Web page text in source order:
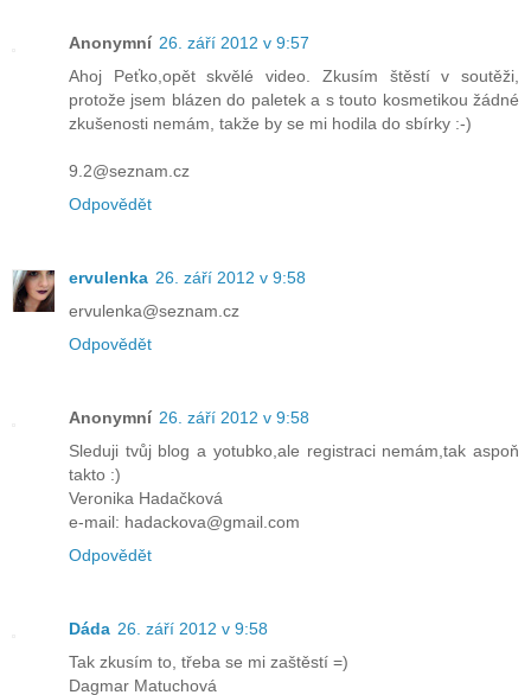
Anonymní 26. září 2012 v 9:57
Ahoj Peťko,opět skvělé video. Zkusím štěstí v soutěži,
protože jsem blázen do paletek a s touto kosmetikou žádné
zkušenosti nemám, takže by se mi hodila do sbírky :-)
9.2@seznam.cz
Odpovědět
ervulenka 26. září 2012 v 9:58
ervulenka@seznam.cz
Odpovědět
Anonymní 26. září 2012 v 9:58
Sleduji tvůj blog a yotubko,ale registraci nemám,tak aspoň
takto :)
Veronika Hadačková
e-mail: hadackova@gmail.com
Odpovědět
Dáda 26. září 2012 v 9:58
Tak zkusím to, třeba se mi zaštěstí =)
Dagmar Matuchová